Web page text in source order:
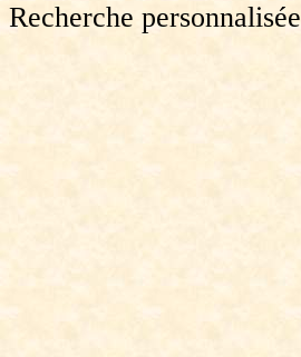
Recherche personnalisée